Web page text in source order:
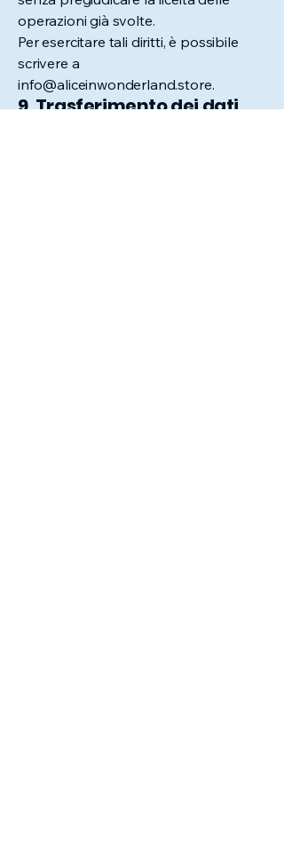
operazioni già svolte.
Per esercitare tali diritti, è possibile
scrivere a
info@aliceinwonderland.store.
9. Trasferimento dei dati